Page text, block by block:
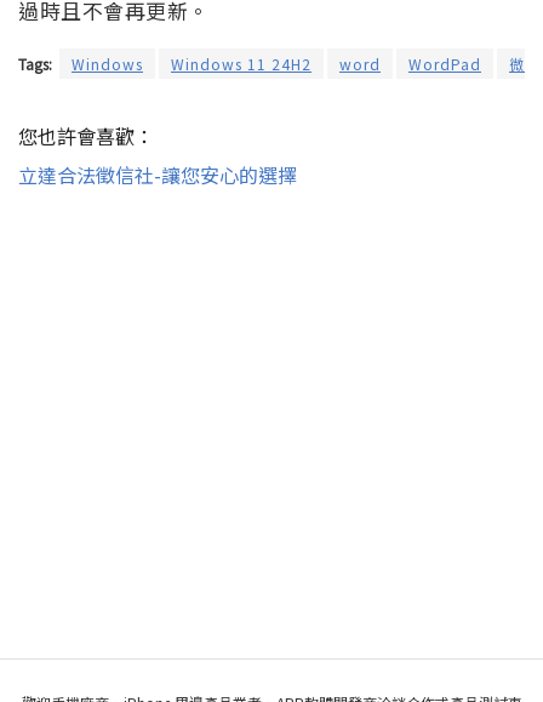
過時且不會再更新。
Tags: Windows Windows 11 24H2 word WordPad 微軟
您也許會喜歡：
立達合法徵信社-讓您安心的選擇